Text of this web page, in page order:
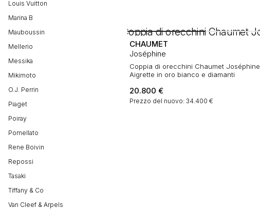
Louis Vuitton
Marina B
Mauboussin
Mellerio
Messika
Mikimoto
O.J. Perrin
Piaget
Poiray
Pomellato
Rene Boivin
Repossi
Tasaki
Tiffany & Co
Van Cleef & Arpels
CHAUMET
Joséphine
Coppia di orecchini Chaumet Joséphine
Aigrette in oro bianco e diamanti
20.800 €
Prezzo del nuovo: 34.400 €